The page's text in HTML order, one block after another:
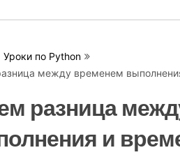
Уроки по Python
между временем
разница
и